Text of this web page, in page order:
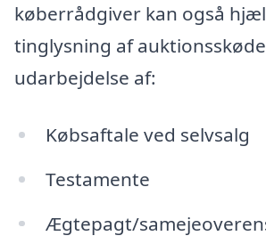
køberrådgiver kan også
tinglysning af
udarbejdelse af:
Købsaftale ved selvsalg
Testamente
Ægtepagt/